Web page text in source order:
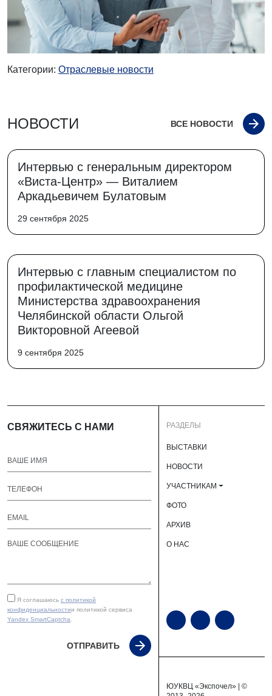
Категории: Отраслевые новости
НОВОСТИ ВСЕ НОВОСТИ
Интервью с генеральным директором
«Виста-Центр» — Виталием
Аркадьевичем Булатовым
29 сентября 2025
Интервью с главным специалистом по
профилактической медицине
Министерства здравоохранения
Челябинской области Ольгой
Викторовной Агеевой
9 сентября 2025
СВЯЖИТЕСЬ С НАМИ
Я соглашаюсь с политикой
конфиденциальностии политикой сервиса
Yandex SmartCaptcha.
ОТПРАВИТЬ
РАЗДЕЛЫ
ВЫСТАВКИ
НОВОСТИ
УЧАСТНИКАМ
ФОТО
АРХИВ
О НАС
ЮУКВЦ «Экспочел» | ©